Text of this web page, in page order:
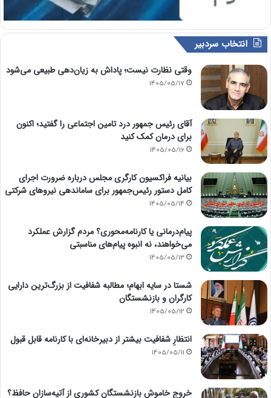
انتخاب سردبیر
وقتی نظارت نیست؛ پاداش به زیان‌دهی طبیعی می‌شود
1405/05/17
آقای رئیس جمهور درد تامین اجتماعی را گفتید؛ اکنون
برای درمان کمک کنید
1405/05/16
بیانیه فراکسیون کارگری مجلس درباره ضرورت اجرای
کامل دستور رئیس‌جمهور برای ساماندهی نیروهای شرکتی
1405/05/14
پیام‌درمانی یا کارنامه‌محوری؟ مردم گزارش عملکرد
می‌خواهند، نه انبوه پیام‌های مناسبتی
1405/05/13
شستا در سایه ابهام؛ مطالبه شفافیت از بزرگ‌ترین دارایی
کارگران و بازنشستگان
1405/05/12
انتظارِ شفافیت بیشتر از دبیرخانه‌ای با کارنامه قابل قبول
1405/05/11
خروج خاموش بازنشستگان کشوری از آتیه‌سازان حافظ؟